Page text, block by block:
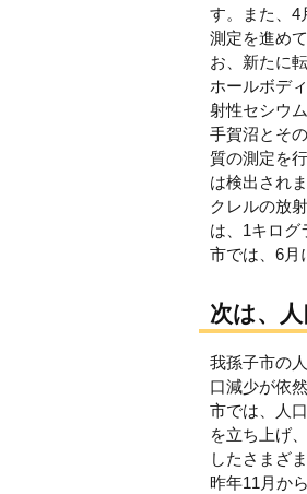
す。また、4
測定を進め
お、新たに
ホールボデ
射性セシウ
手賀沼とそ
質の測定を
は検出され
クレルの放
は、1キログ
市では、6月
次は、人
我孫子市の
口減少が依
市では、人
を立ち上げ
したさまざ
昨年11月か